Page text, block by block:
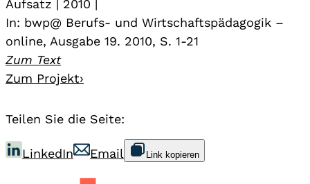
Aufsatz | 2010 |
In: bwp@ Berufs- und Wirtschaftspädagogik –
online, Ausgabe 19. 2010, S. 1-21
Zum Text
Zum Projekt›
Teilen Sie die Seite:
LinkedIn Email Link kopieren